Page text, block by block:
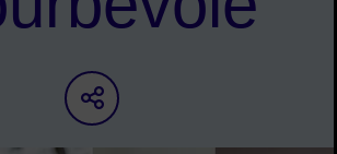
Partager sur les